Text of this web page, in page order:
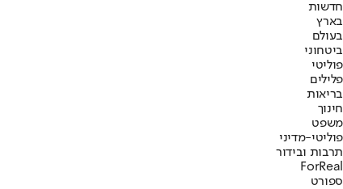
חדשות
בארץ
בעולם
ביטחוני
פוליטי
פלילים
בריאות
חינוך
משפט
פוליטי-מדיני
תרבות ובידור
ForReal
ספורט